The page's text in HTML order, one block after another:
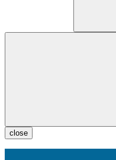
close